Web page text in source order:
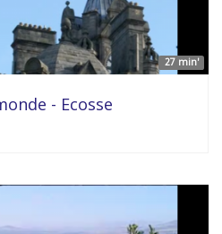
27 min'
- Ecosse